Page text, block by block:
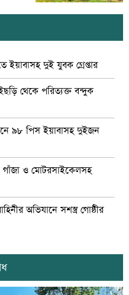
ইয়াবাসহ দুই যুবক গ্রেপ্তার
থেকে পরিত্যক্ত বন্দুক
৯৮ পিস ইয়াবাসহ দুইজন
গাঁজা ও মোটরসাইকেলসহ
অভিযানে সশস্ত্র গোষ্ঠীর